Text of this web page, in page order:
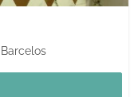
Barcelos